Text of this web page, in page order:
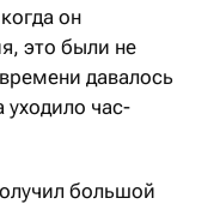
он
это были не
давалось
уходило час-
большой